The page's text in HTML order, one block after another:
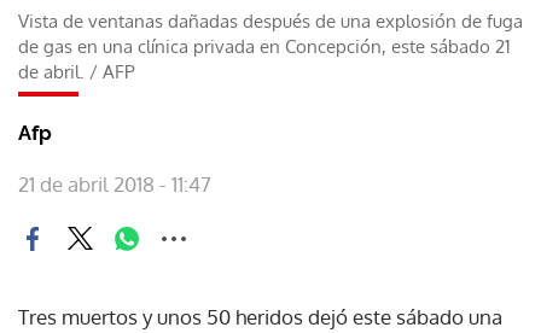
Vista de ventanas dañadas después de una explosión de fuga
de gas en una clínica privada en Concepción, este sábado 21
de abril. / AFP
Afp
21 de abril 2018 - 11:47
Tres muertos y unos 50 heridos dejó este sábado una